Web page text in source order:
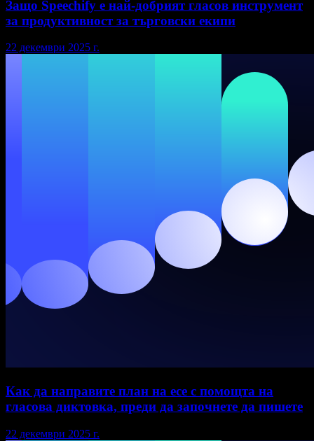
Защо Speechify е най-добрият гласов инструмент
за продуктивност за търговски екипи
22 декември 2025 г.
Как да направите план на есе с помощта на
гласова диктовка, преди да започнете да пишете
22 декември 2025 г.